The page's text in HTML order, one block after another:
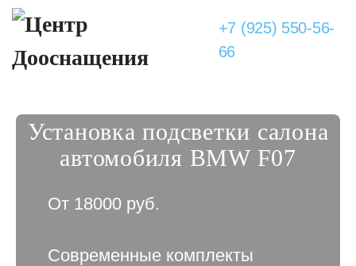
+7 (925) 550-56-
66
Установка подсветки салона
автомобиля BMW F07
От 18000 руб.
Современные комплекты